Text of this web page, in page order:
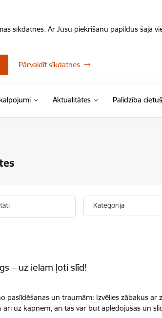
sīkdatnes. Ar Jūsu piekrišanu papildus šajā
Pārvaldīt sīkdatnes
Aktualitātes Palīdzība
Kategorija
– uz ielām ļoti slīd!
paslīdēšanas un traumām: Izvēlies zābakus
arī uz kāpnēm, arī tās var būt apledojušas un